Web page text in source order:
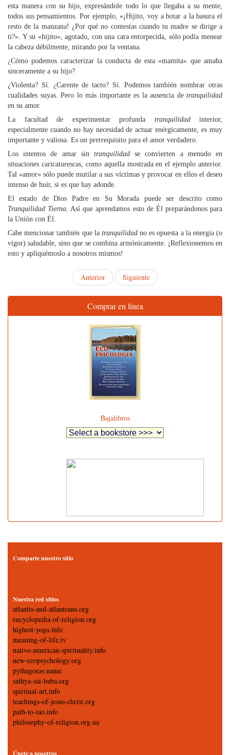
esta manera con su hijo, expresándole todo lo que llegaba a su mente,
todos sus pensamientos. Por ejemplo, «¡Hijito, voy a botar a la basura el
resto de la manzana! ¿Por qué no contestas cuando tu madre se dirige a
ti?». Y su «hijito», agotado, con una cara entorpecida, sólo podía menear
la cabeza débilmente, mirando por la ventana.
¿Cómo podemos caracterizar la conducta de esta «mamita» que amaba
sinceramente a su hijo?
¿Violenta? Sí. ¿Carente de tacto? Sí. Podemos también nombrar otras
cualidades suyas. Pero lo más importante es la ausencia de tranquilidad
en su amor.
La facultad de experimentar profunda tranquilidadinterior,
especialmente cuando no hay necesidad de actuar enérgicamente, es muy
importante y valiosa. Es un prerrequisito para el amor verdadero.
Los intentos de amar sin tranquilidad se convierten a menudo en
situaciones caricaturescas, como aquella mostrada en el ejemplo anterior.
Tal «amor» sólo puede mutilar a sus víctimas y provocar en ellos el deseo
intenso de huir, si es que hay adonde.
El estado de Dios Padre en Su Morada puede ser descrito como
Tranquilidad Tierna. Así que aprendamos esto de Él preparándonos para
la Unión con Él.
Cabe mencionar también que la tranquilidadno es opuesta a la energía (o
vigor) saludable, sino que se combina armónicamente. ¡Reflexionemos en
esto y apliquémoslo a nosotros mismos!
Anterior Siguiente
Comprar en línea
Bajalibros
Comparte nuestro sitio
Nuestra red sitios
atlantis-and-atlanteans.org
encyclopedia-of-religion.org
highest-yoga.info
meaning-of-life.tv
native-american-spirituality.info
new-ecopsychology.org
pythagoras.name
sathya-sai-baba.org
spiritual-art.info
teachings-of-jesus-christ.org
path-to-tao.info
philosophy-of-religion.org.ua
Únete a nosotros